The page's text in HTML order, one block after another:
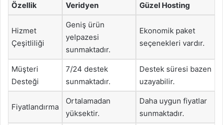
Özellik Veridyen Güzel Hosting
Hizmet
Çeşitliliği
Geniş ürün
yelpazesi
sunmaktadır.
Ekonomik paket
seçenekleri vardır.
Müşteri
Desteği
7/24 destek
sunmaktadır.
Destek süresi bazen
uzayabilir.
Fiyatlandırma
Ortalamadan
yüksektir.
Daha uygun fiyatlar
sunmaktadır.